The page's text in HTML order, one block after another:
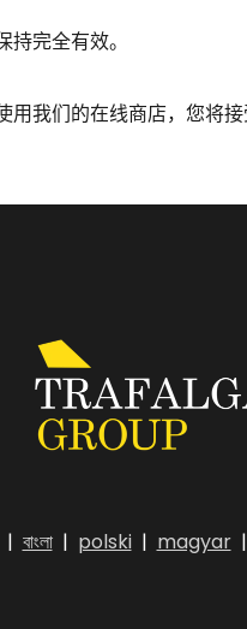
完全有效。
我们的在线商店，您将接
| বাংলা| polski| magyar|